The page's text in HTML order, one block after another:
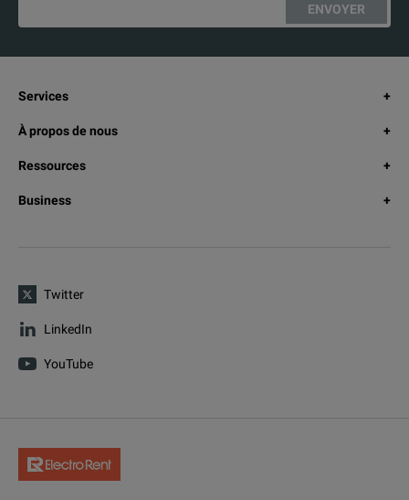
ENVOYER
Services
À propos de nous
Ressources
Business
Twitter
LinkedIn
YouTube